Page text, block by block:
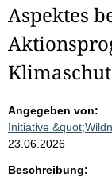
Aspektes
Angegeben von:
Initiative
23.06.2026
Beschreibung: